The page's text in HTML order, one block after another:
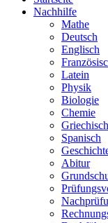
Nachhilfe
Mathe
Deutsch
Englisch
Latein
Physik
Biologie
Chemie
Griechisch
Spanisch
Abitur